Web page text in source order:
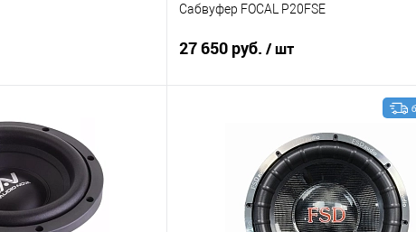
В избранное
Сабвуфер FOCAL P20FSE
27 650 руб. / шт
В избранное